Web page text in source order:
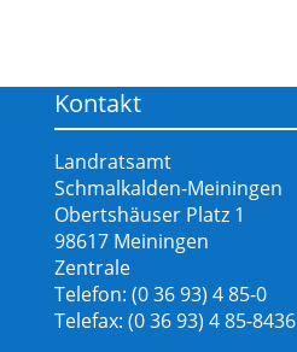
Kontakt
Landratsamt
Schmalkalden-Meiningen
Obertshäuser Platz 1
98617 Meiningen
Zentrale
Telefon: (0 36 93) 4 85-0
Telefax: (0 36 93) 4 85-8436